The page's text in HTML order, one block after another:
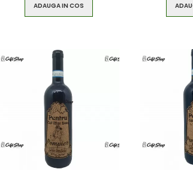
ADAUGA IN COS